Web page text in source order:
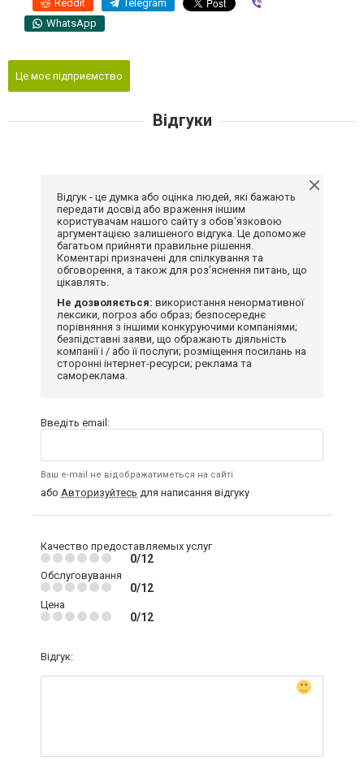
Reddit Telegram
WhatsApp
Це моє підприємство
Відгуки
Відгук - це думка або оцінка людей, які бажають
передати досвід або враження іншим
користувачам нашого сайту з обов'язковою
аргументацією залишеного відгука. Це допоможе
багатьом прийняти правильне рішення.
Коментарі призначені для спілкування та
обговорення, а також для роз'яснення питань, що
цікавлять.
Не дозволяється: використання ненормативної
лексики, погроз або образ; безпосереднє
порівняння з іншими конкуруючими компаніями;
безпідставні заяви, що ображають діяльність
компанії і / або її послуги; розміщення посилань на
сторонні інтернет-ресурси; реклама та
самореклама.
Введіть email:
Ваш e-mail не відображатиметься на сайті
або Авторизуйтесь для написання відгуку
Качество предоставляемых услуг
0/12
Обслуговування
0/12
Цена
0/12
Відгук: